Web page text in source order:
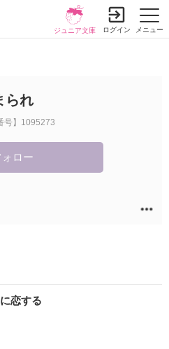
メニュー
ジュニア文庫 ログイン
られ
号】1095273
ォロー
恋する